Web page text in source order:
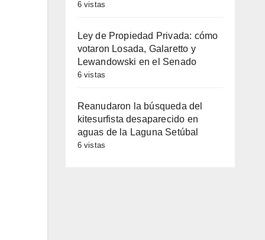
6 vistas
Ley de Propiedad Privada: cómo
votaron Losada, Galaretto y
Lewandowski en el Senado
6 vistas
Reanudaron la búsqueda del
kitesurfista desaparecido en
aguas de la Laguna Setúbal
6 vistas